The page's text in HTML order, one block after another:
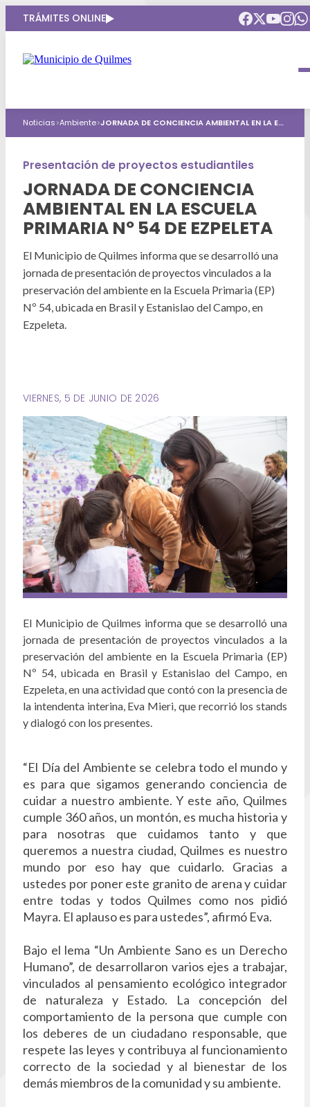
TRÁMITES ONLINE
Intendenta
Gobierno Abierto
Áreas de gobierno
HCD
Puntos de interés
Mapa interactivo
Defensoria del Pueblo
Seguridad
Salud
GIRSU
Educación
Culturas
Deportes
Derechos Humanos
Empleo y Formación Laboral
Internacionales
ARQUI
Mi Quilmes Digital
Atención a la comunidad
Defensa del consumidor
Agenda municipal
Noticias>Ambiente> JORNADA DE CONCIENCIA AMBIENTAL EN LA ESCUELA PRIMARIA Nº 54 DE EZPELETA
Presentación de proyectos estudiantiles
JORNADA DE CONCIENCIA
AMBIENTAL EN LA ESCUELA
PRIMARIA Nº 54 DE EZPELETA
El Municipio de Quilmes informa que se desarrolló una
jornada de presentación de proyectos vinculados a la
preservación del ambiente en la Escuela Primaria (EP)
Nº 54, ubicada en Brasil y Estanislao del Campo, en
Ezpeleta.
VIERNES, 5 DE JUNIO DE 2026
El Municipio de Quilmes informa que se desarrolló una
jornada de presentación de proyectos vinculados a la
preservación del ambiente en la Escuela Primaria (EP)
Nº 54, ubicada en Brasil y Estanislao del Campo, en
Ezpeleta, en una actividad que contó con la presencia de
la intendenta interina, Eva Mieri, que recorrió los stands
y dialogó con los presentes.
“El Día del Ambiente se celebra todo el mundo y
es para que sigamos generando conciencia de
cuidar a nuestro ambiente. Y este año, Quilmes
cumple 360 años, un montón, es mucha historia y
para nosotras que cuidamos tanto y que
queremos a nuestra ciudad, Quilmes es nuestro
mundo por eso hay que cuidarlo. Gracias a
ustedes por poner este granito de arena y cuidar
entre todas y todos Quilmes como nos pidió
Mayra. El aplauso es para ustedes”, afirmó Eva.
Bajo el lema “Un Ambiente Sano es un Derecho
Humano”, de desarrollaron varios ejes a trabajar,
vinculados al pensamiento ecológico integrador
de naturaleza y Estado. La concepción del
comportamiento de la persona que cumple con
los deberes de un ciudadano responsable, que
respete las leyes y contribuya al funcionamiento
correcto de la sociedad y al bienestar de los
demás miembros de la comunidad y su ambiente.